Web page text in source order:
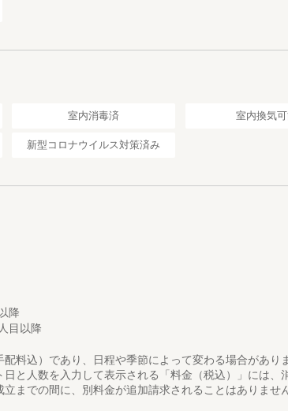
からすぐ（車で約3分）にある展望台です
]
室内消毒済 室内換気
新型コロナウイルス対策済み
降
目以降
料込）であり、日程や季節によって変わる場合があり
と人数を入力して表示される「料金（税込）」には、
までの間に、別料金が追加請求されることはありません